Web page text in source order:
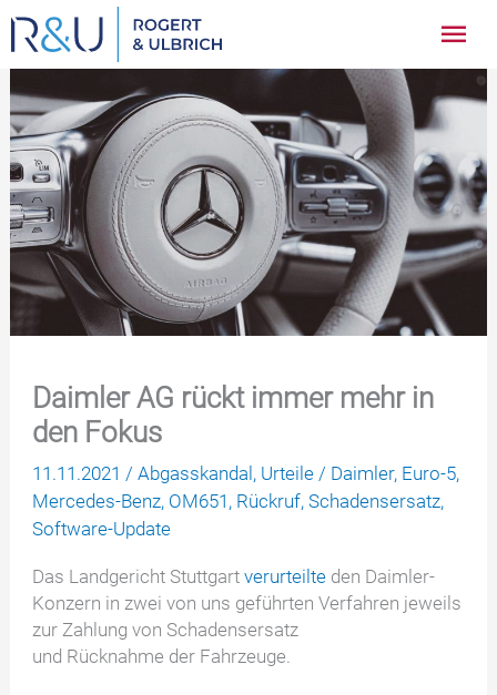
Zum
Inhalt
springen
Daimler AG rückt immer mehr in
den Fokus
11.11.2021/Abgasskandal , Urteile / Daimler, Euro-5,
Mercedes-Benz, OM651 , Rückruf,Schadensersatz,
Software-Update
Das Landgericht Stuttgartverurteilte den Daimler-
Konzern in zwei von uns geführten Verfahren jeweils
zur Zahlung von Schadensersatz
und Rücknahme der Fahrzeuge.